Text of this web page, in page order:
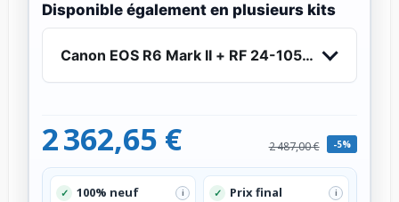
Disponible également en plusieurs kits
Canon EOS R6 Mark II + RF 24-105mm f/4 L IS
2 362,65 € 2 487,00 € -5%
✓ 100% neuf i ✓ Prix final i